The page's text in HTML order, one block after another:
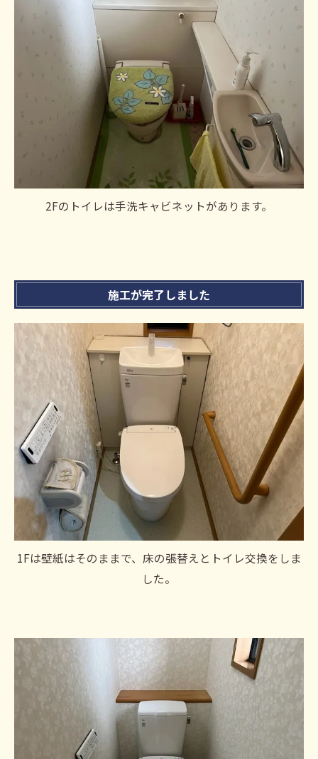
2Fのトイレは手洗キャビネットがあります。
施工が完了しました
1Fは壁紙はそのままで、床の張替えとトイレ交換をしま
した。